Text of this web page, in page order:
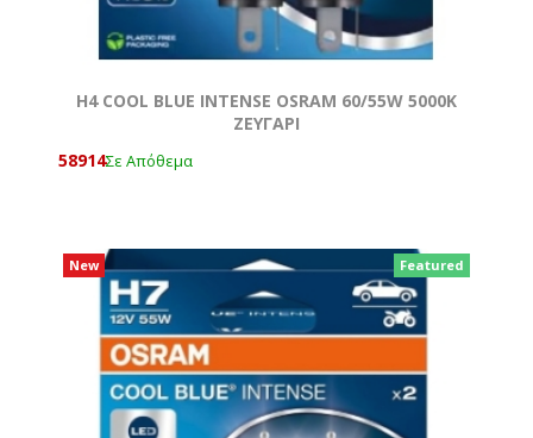
H4 COOL BLUE INTENSE OSRAM 60/55W 5000K
ΖΕΥΓΑΡΙ
58914Σε Απόθεμα
New Featured